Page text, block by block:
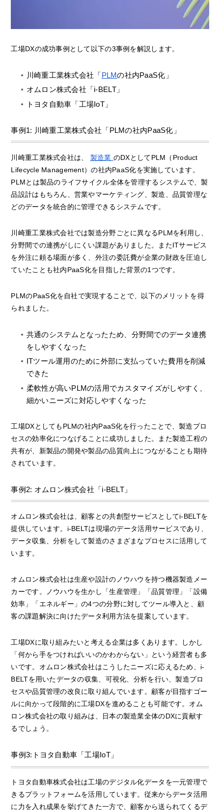
工場DXの成功事例として以下の3事例を解説します。
川崎重工業株式会社「PLMの社内PaaS化」
オムロン株式会社「i-BELT」
トヨタ自動車「工場IoT」
事例1: 川崎重工業株式会社「PLMの社内PaaS化」
川崎重工業株式会社は、 製造業 のDXとしてPLM（Product
Lifecycle Management）の社内PaaS化を実施しています。
PLMとは製品のライフサイクル全体を管理するシステムで、製
品設計はもちろん、営業やマーケティング、製造、品質管理な
どのデータを統合的に管理できるシステムです。
川崎重工業株式会社では製造分野ごとに異なるPLMを利用し、
分野間での連携がしにくい課題がありました。またITサービス
を外注に頼る場面が多く、外注の委託費が企業の財政を圧迫し
ていたことも社内PaaS化を目指した背景の1つです。
PLMのPaaS化を自社で実現することで、以下のメリットを得
られました。
共通のシステムとなったため、分野間でのデータ連携
をしやすくなった
ITツール運用のために外部に支払っていた費用を削減
できた
柔軟性が高いPLMの活用でカスタマイズがしやすく、
細かいニーズに対応しやすくなった
工場DXとしてもPLMの社内PaaS化を行ったことで、製造プロ
セスの効率化につなげることに成功しました。また製造工程の
共有が、新製品の開発や製品の品質向上につながることも期待
されています。
事例2: オムロン株式会社「i-BELT」
オムロン株式会社は、顧客との共創型サービスとしてi-BELTを
提供しています。i-BELTは現場のデータ活用サービスであり、
データ収集、分析をして製造のさまざまなプロセスに活用して
います。
オムロン株式会社は生産や設計のノウハウを持つ機器製造メー
カーです。ノウハウを生かし「生産管理」「品質管理」「設備
効率」「エネルギー」の4つの分野に対してツール導入と、顧
客の課題解決に向けたデータ利用方法を提案しています。
工場DXに取り組みたいと考える企業は多くあります。しかし
「何から手をつければいいのかわからない」という経営者も多
いです。オムロン株式会社はこうしたニーズに応えるため、i-
BELTを用いたデータの収集、可視化、分析を行い、製造プロ
セスや品質管理の改良に取り組んでいます。顧客が目指すゴー
ルに向かって段階的に工場DXを進めることも可能です。オム
ロン株式会社の取り組みは、日本の製造業全体のDXに貢献す
るでしょう。
事例3:トヨタ自動車「工場IoT」
トヨタ自動車株式会社は工場のデジタル化データを一元管理で
きるプラットフォームを活用しています。従来からデータ活用
に力を入れ成果を挙げてきた一方で、顧客から送られてくるデ